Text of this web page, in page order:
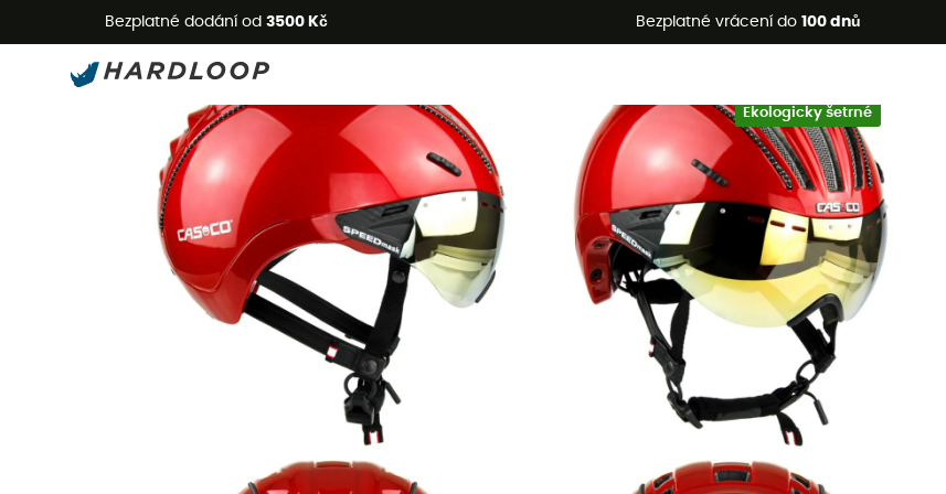
Bezplatné dodání od 3500 Kč Bezplatné vrácení do 100 dnů
Letní akce 🔥 -5 % EXTRA při nákupu 2 produktů* s kódem
Ekologicky šetrné